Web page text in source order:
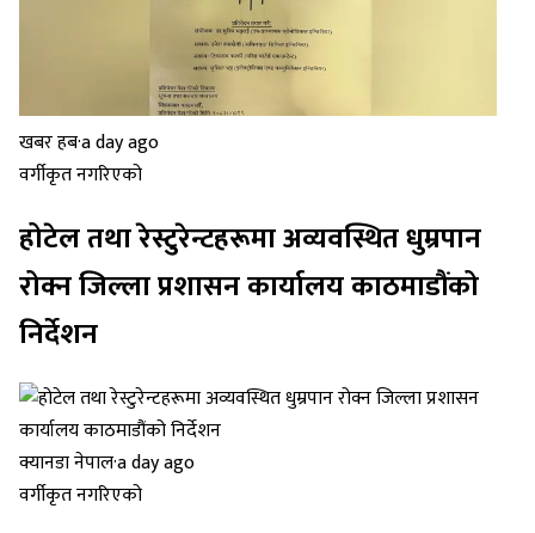
खबर हब·a day ago
वर्गीकृत नगरिएको
होटेल तथा रेस्टुरेन्टहरूमा अव्यवस्थित धुम्रपान
रोक्न जिल्ला प्रशासन कार्यालय काठमाडौंको
निर्देशन
क्यानडा नेपाल·a day ago
वर्गीकृत नगरिएको